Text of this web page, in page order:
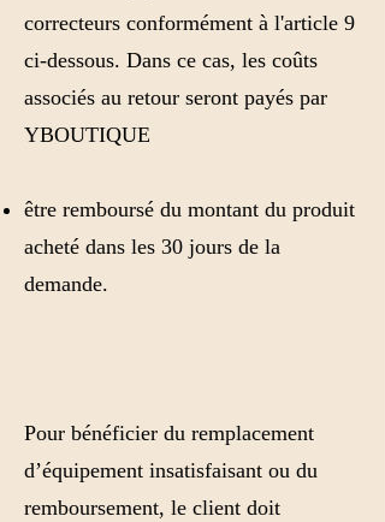
correcteurs conformément à l'article 9
ci-dessous. Dans ce cas, les coûts
associés au retour seront payés par
YBOUTIQUE
être remboursé du montant du produit
acheté dans les 30 jours de la
demande.
Pour bénéficier du remplacement
d’équipement insatisfaisant ou du
remboursement, le client doit